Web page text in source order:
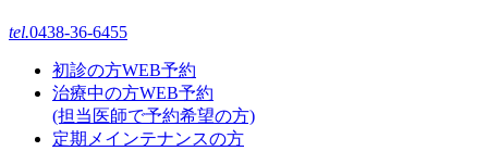
tel.0438-36-6455
初診の方WEB予約
治療中の方WEB予約
(担当医師で予約希望の方)
定期メインテナンスの方